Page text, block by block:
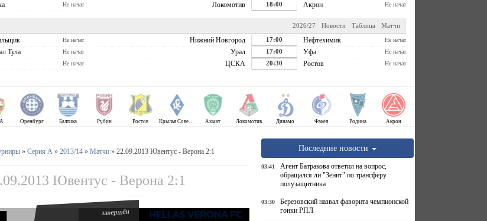
Не начат Локомотив 18:00 Акрон Не начат
Матчи
Таблица
Новости
2026/27
Не начат Нижний Новгород 17:00 Нефтехимик Не начат
Тула Не начат Урал 17:00 Уфа Не начат
Не начат ЦСКА 20:30 Ростов Не начат
Оренбург Балтика Рубин Ростов Крылья Советов Ахмат Локомотив Динамо Факел Родина Акрон
» Серия А» 2013/14» Матчи» 22.09.2013 Ювентус - Верона 2:1
Ювентус - Верона 2:1
завершён
Последние новости
03:41
Агент Батракова ответил на вопрос,
обращался ли "Зенит" по трансферу
полузащитника
03:30
Березовский назвал фаворита чемпионской
гонки РПЛ